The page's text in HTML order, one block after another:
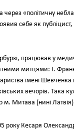
«політичну
себе як
працював у
митцями: І.
імені
вечорів. Така
м. Митава (нині
року Кесаря